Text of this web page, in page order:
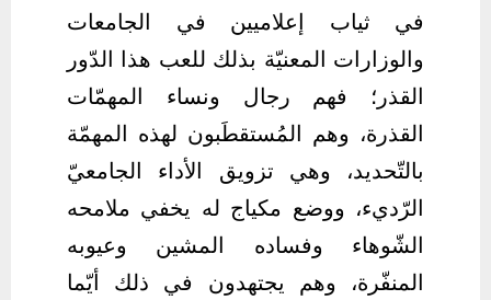
في ثياب إعلاميين في الجامعات
والوزارات المعنيّة بذلك للعب هذا الدّور
القذر؛ فهم رجال ونساء المهمّات
القذرة، وهم المُستقطَبون لهذه المهمّة
بالتّحديد، وهي تزويق الأداء الجامعيّ
الرّديء، ووضع مكياج له يخفي ملامحه
الشّوهاء وفساده المشين وعيوبه
المنفّرة، وهم يجتهدون في ذلك أيّما